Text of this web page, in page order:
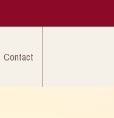
Contact